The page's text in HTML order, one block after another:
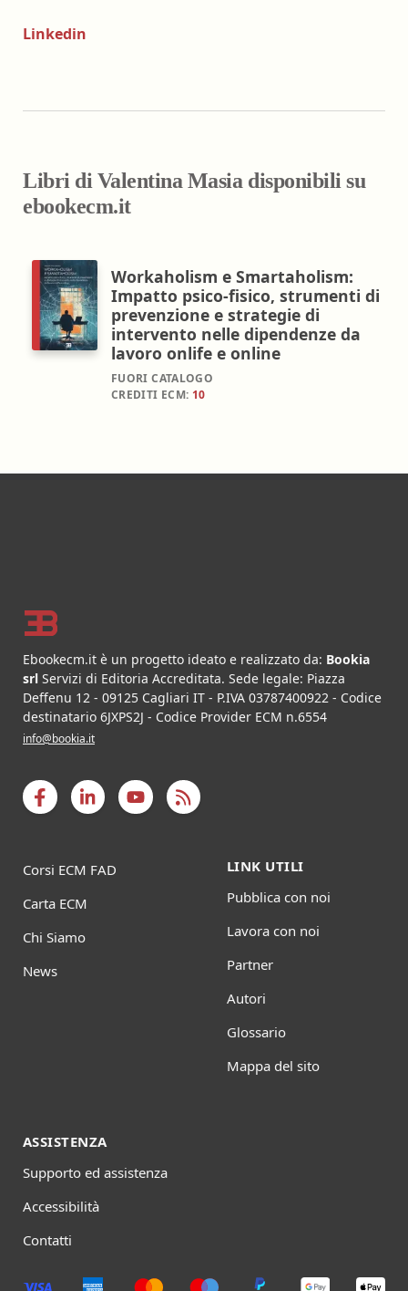
Linkedin
Libri di Valentina Masia disponibili su
ebookecm.it
Workaholism e Smartaholism:
Impatto psico-fisico, strumenti di
prevenzione e strategie di
intervento nelle dipendenze da
lavoro onlife e online
FUORI CATALOGO
CREDITI ECM: 10
Ebookecm.it è un progetto ideato e realizzato da: Bookia
srl Servizi di Editoria Accreditata. Sede legale: Piazza
Deffenu 12 - 09125 Cagliari IT - P.IVA 03787400922 - Codice
destinatario 6JXPS2J - Codice Provider ECM n.6554
info@bookia.it
Corsi ECM FAD
Carta ECM
Chi Siamo
News
LINK UTILI
Pubblica con noi
Lavora con noi
Partner
Autori
Glossario
Mappa del sito
ASSISTENZA
Supporto ed assistenza
Accessibilità
Contatti